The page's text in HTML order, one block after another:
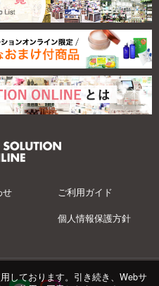
せ ご利用ガイド
個人情報保護方針
しております。引き続き、Webサ